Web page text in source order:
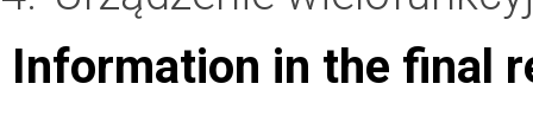
Information in the final